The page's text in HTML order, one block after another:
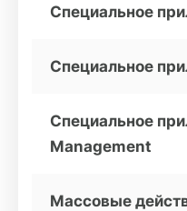
Специальное
Специальное
Специальное
Management
Массовые